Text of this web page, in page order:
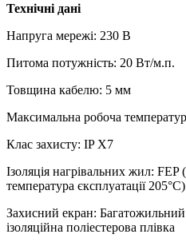
Технічні дані
Напруга мережі: 230 В
Питома потужність: 20 Вт/м.п.
Товщина кабелю: 5 мм
Максимальна робоча
Клас захисту: IP X7
Ізоляція нагрівальних жил:
температура єксплуатації 205°С)
Захисний екран:
ізоляційна поліестерова плівка